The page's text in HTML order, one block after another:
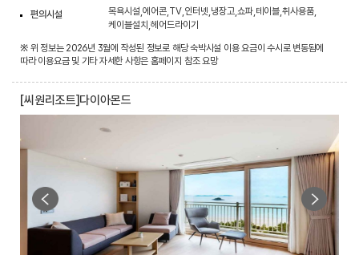
편의시설
목욕시설,에어콘,TV,인터넷,냉장고,쇼파,테이블,취사용품,
케이블설치,헤어드라이기
※ 위 정보는 2026년 3월에 작성된 정보로 해당 숙박시설 이용 요금이 수시로 변동됨에
따라 이용요금 및 기타 자세한 사항은 홈페이지 참조 요망
[씨원리조트]다이아몬드